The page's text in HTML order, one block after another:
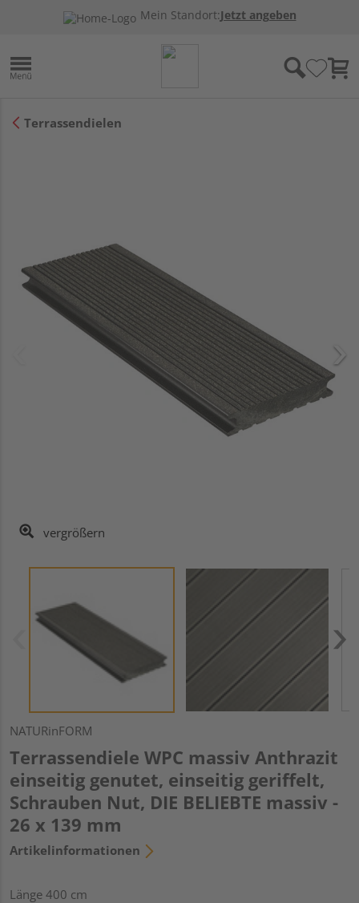
Mein Standort:Jetzt angeben
Terrassendielen
vergrößern
NATURinFORM
Terrassendiele WPC massiv Anthrazit
einseitig genutet, einseitig geriffelt,
Schrauben Nut, DIE BELIEBTE massiv -
26 x 139 mm
Artikelinformationen
Länge 400 cm